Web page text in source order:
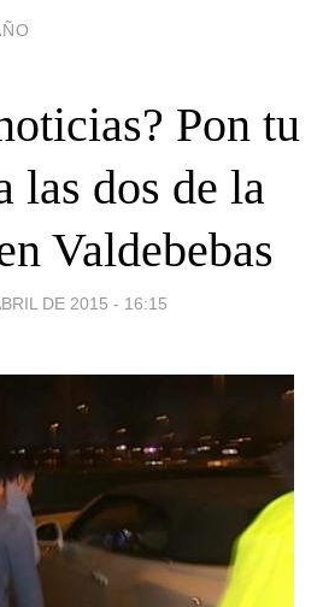
Pon tu
las dos de la
Valdebebas
DE 2015 - 16:15